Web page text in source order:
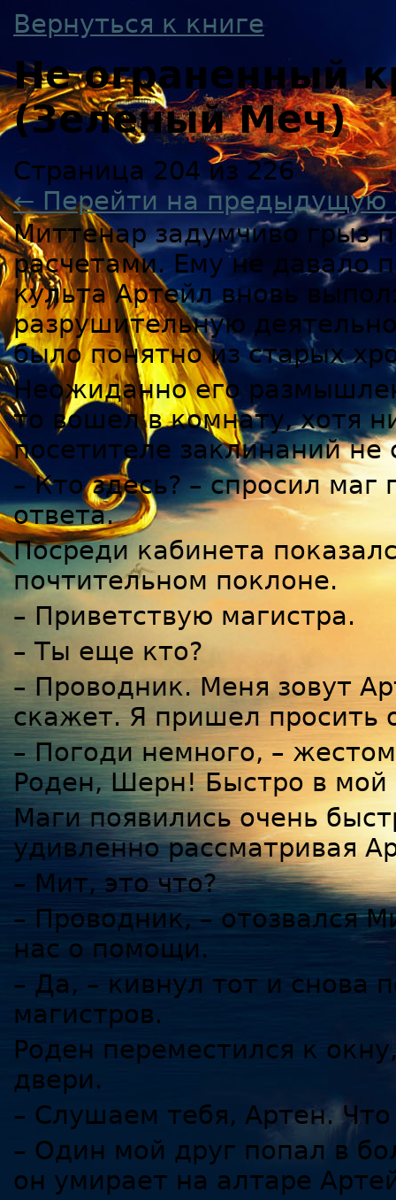
Вернуться к книге
Не ограненный
(Зеленый Меч)
Страница 204 из 226
← Перейти на предыдущую
Миттенар задумчиво грыз
расчетами. Ему не давало
культа Артейл вновь
разрушительную
было понятно из старых
Неожиданно его
то вошел в комнату, хотя
посетителе заклинаний не
– Кто здесь? – спросил
ответа.
Посреди кабинета
почтительном поклоне.
– Приветствую магистра.
– Ты еще кто?
– Проводник. Меня зовут
скажет. Я пришел просить
– Погоди немного, –
Роден, Шерн! Быстро в мой
Маги появились очень
удивленно рассматривая
– Мит, это что?
– Проводник, – отозвался
нас о помощи.
– Да, – кивнул тот и снова
магистров.
Роден переместился к
двери.
– Слушаем тебя, Артен. Что
– Один мой друг попал в
он умирает на алтаре